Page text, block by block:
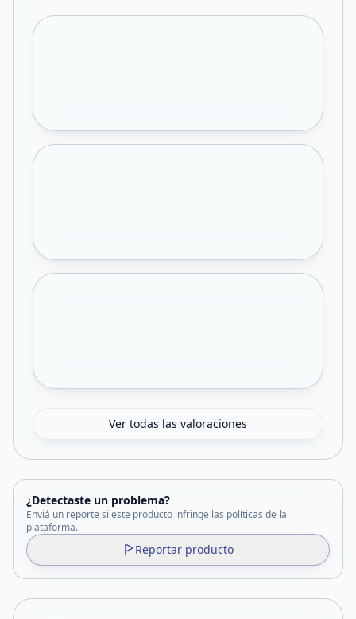
Ver todas las valoraciones
¿Detectaste un problema?
Enviá un reporte si este producto infringe las políticas de la
plataforma.
Reportar producto